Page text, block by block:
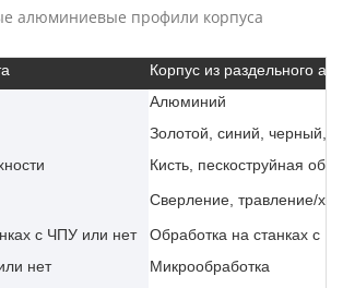
алюминиевые профили корпуса
Корпус из раздельного
Алюминий
Золотой, синий, черный,
Кисть, пескоструйная
Сверление, травление/
с ЧПУ или нет
Обработка на станках с
нет
Микрообработка